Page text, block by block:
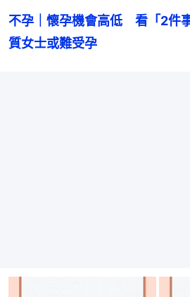
不孕｜懷孕機會高低　看「2件
質女士或難受孕